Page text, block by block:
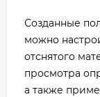
Созданные
можно
отснятого
просмотра
а также